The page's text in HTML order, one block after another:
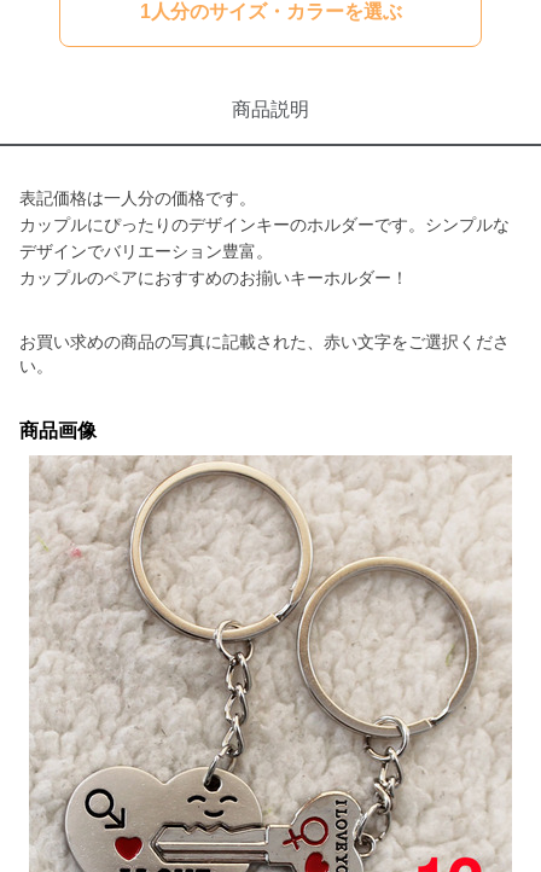
1人分のサイズ・カラーを選ぶ
商品説明
表記価格は一人分の価格です。
カップルにぴったりのデザインキーのホルダーです。シンプルな
デザインでバリエーション豊富。
カップルのペアにおすすめのお揃いキーホルダー！
お買い求めの商品の写真に記載された、赤い文字をご選択くださ
い。
商品画像